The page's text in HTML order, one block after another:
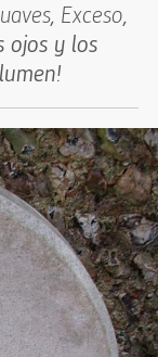
, Exceso,
ojos y los